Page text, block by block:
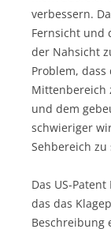
verbessern.
Fernsicht und
der Nahsicht
Problem,
Mittenbereich
und dem
schwieriger
Sehbereich zu
Das US-
das das
Beschreibung